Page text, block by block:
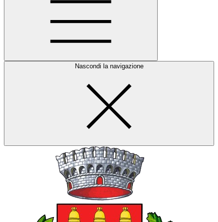
Nascondi la navigazione